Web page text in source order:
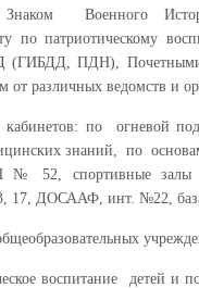
Военного
по патриотическому
(ГИБДД, ПДН),
от различных ведомств и
по огневой
знаний, по
№ 52, спортивные
17, ДОСААФ, инт. №22,
воспитание детей и